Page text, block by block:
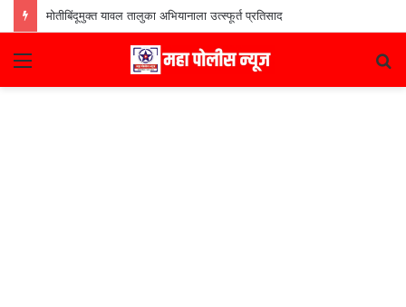
मोतीबिंदूमुक्त यावल तालुका अभियानाला उत्स्फूर्त प्रतिसाद
Menu